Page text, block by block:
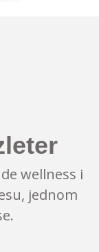
wellness i
jednom